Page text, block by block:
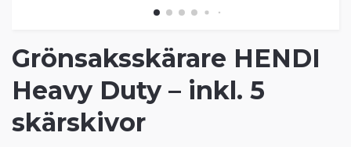
Grönsaksskärare HENDI
Heavy Duty – inkl. 5
skärskivor